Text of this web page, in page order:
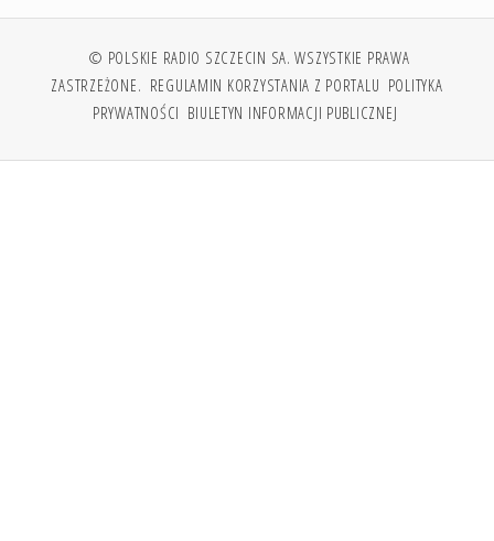
© POLSKIE RADIO SZCZECIN SA. WSZYSTKIE PRAWA
ZASTRZEŻONE. REGULAMIN KORZYSTANIA Z PORTALU POLITYKA
PRYWATNOŚCI BIULETYN INFORMACJI PUBLICZNEJ